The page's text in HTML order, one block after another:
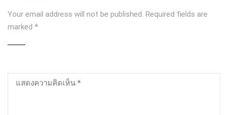
Your email address will not be published. Required fields are
marked *